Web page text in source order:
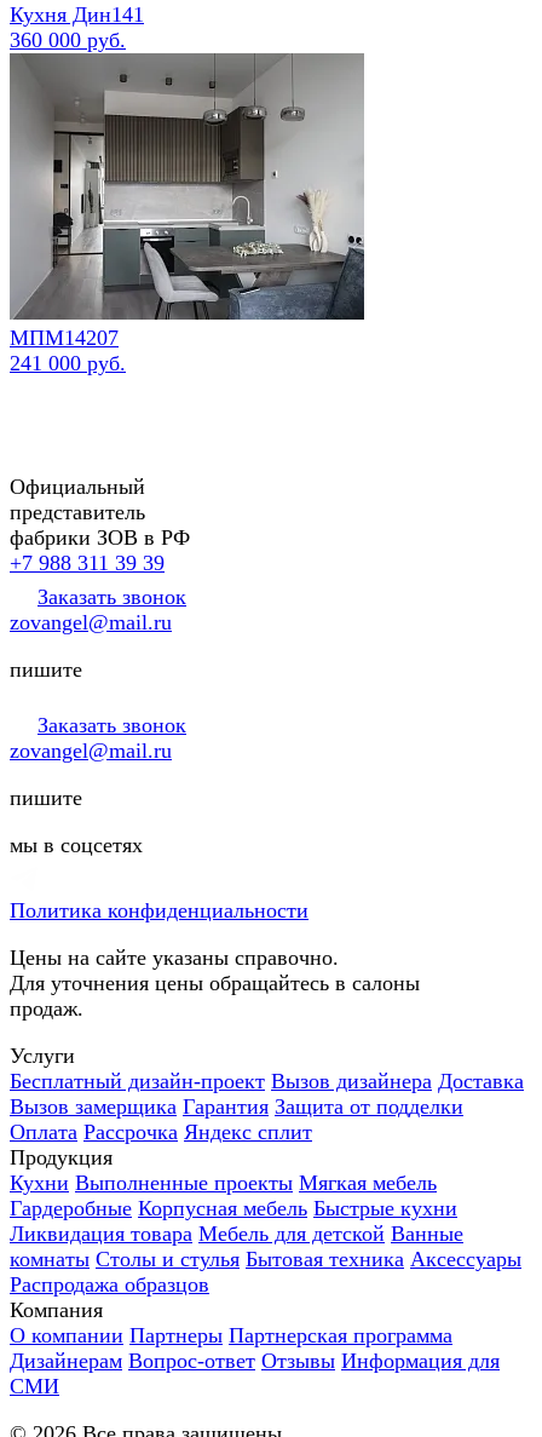
Кухня Дин141
360 000 руб.
МПМ14207
241 000 руб.
Официальный
представитель
фабрики ЗОВ в РФ
+7 988 311 39 39
Заказать звонок
zovangel@mail.ru
пишите
Заказать звонок
zovangel@mail.ru
пишите
мы в соцсетях
Политика конфиденциальности
Цены на сайте указаны справочно.
Для уточнения цены обращайтесь в салоны
продаж.
Услуги
Бесплатный дизайн-проект Вызов дизайнера Доставка
Вызов замерщика Гарантия Защита от подделки
Оплата Рассрочка Яндекс сплит
Продукция
Кухни Выполненные проекты Мягкая мебель
Гардеробные Корпусная мебель Быстрые кухни
Ликвидация товара Мебель для детской Ванные
комнаты Столы и стулья Бытовая техника Аксессуары
Распродажа образцов
Компания
О компании Партнеры Партнерская программа
Дизайнерам Вопрос-ответ Отзывы Информация для
СМИ